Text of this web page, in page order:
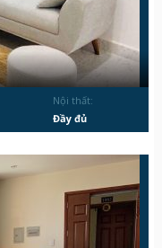
Nội thất:
Đầy đủ